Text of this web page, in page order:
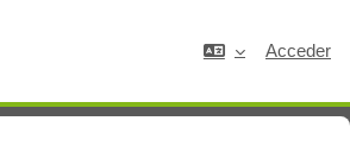
Acceder